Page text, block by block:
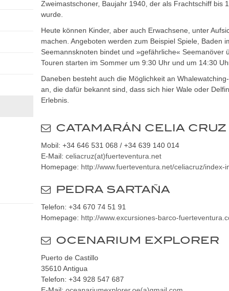
Zweimastschoner, Baujahr 1940, der als Frachtschiff
wurde.
Heute können Kinder, aber auch Erwachsene, unter
machen. Angeboten werden zum Beispiel Spiele, Baden
Seemannsknoten bindet und »gefährliche«
Touren starten im Sommer um 9:30 Uhr und um 14:30
Daneben besteht auch die Möglichkeit an
an, die dafür bekannt sind, dass sich hier Wale oder
Erlebnis.
CATAMARÁN CELIA CRUZ
Mobil: +34 646 531 068 / +34 639 140 014
E-Mail: celiacruz(at)fuerteventura.net
Homepage: http://www.fuerteventura.net/celiacruz/index-
PEDRA SARTAÑA
Telefon: +34 670 74 51 91
Homepage: http://www.excursiones-barco-
OCENARIUM EXPLORER
Puerto de Castillo
35610 Antigua
Telefon: +34 928 547 687